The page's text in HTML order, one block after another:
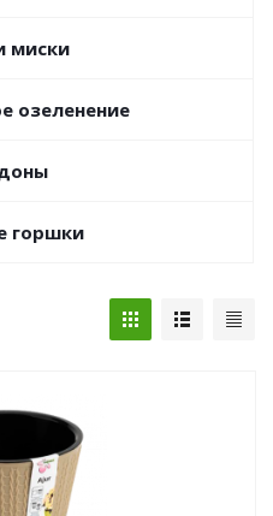
миски
озеленение
горшки